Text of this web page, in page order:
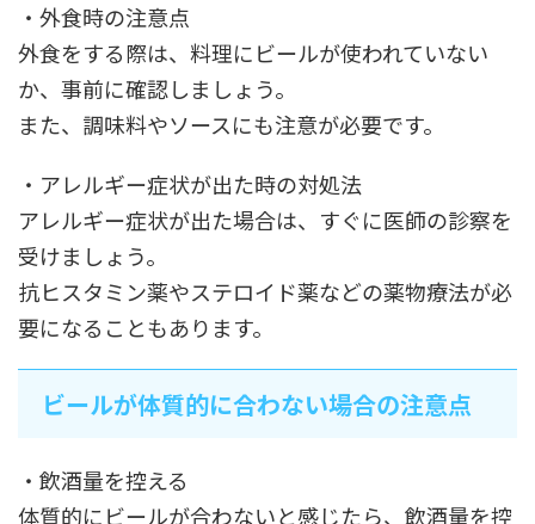
・外食時の注意点
外食をする際は、料理にビールが使われていない
か、事前に確認しましょう。
また、調味料やソースにも注意が必要です。
・アレルギー症状が出た時の対処法
アレルギー症状が出た場合は、すぐに医師の診察を
受けましょう。
抗ヒスタミン薬やステロイド薬などの薬物療法が必
要になることもあります。
ビールが体質的に合わない場合の注意点
・飲酒量を控える
体質的にビールが合わないと感じたら、飲酒量を控